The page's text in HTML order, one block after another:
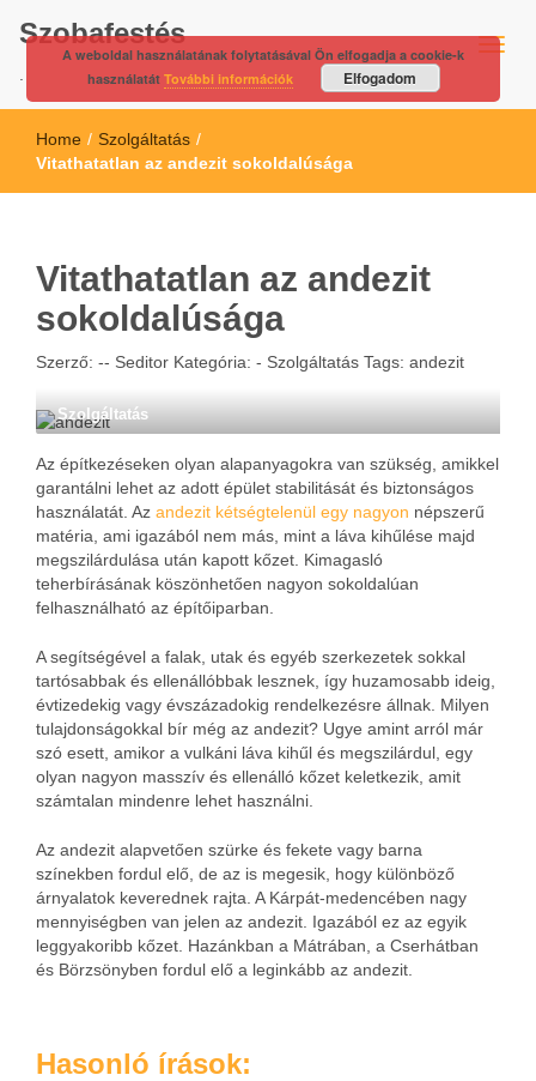
Szobafestés
Home / Szolgáltatás /
Vitathatatlan az andezit sokoldalúsága
Vitathatatlan az andezit
sokoldalúsága
Szerző: -- Seditor Kategória: - Szolgáltatás Tags: andezit
Szolgáltatás
Az építkezéseken olyan alapanyagokra van szükség, amikkel
garantálni lehet az adott épület stabilitását és biztonságos
használatát. Az andezit kétségtelenül egy nagyon népszerű
matéria, ami igazából nem más, mint a láva kihűlése majd
megszilárdulása után kapott kőzet. Kimagasló
teherbírásának köszönhetően nagyon sokoldalúan
felhasználható az építőiparban.
A segítségével a falak, utak és egyéb szerkezetek sokkal
tartósabbak és ellenállóbbak lesznek, így huzamosabb ideig,
évtizedekig vagy évszázadokig rendelkezésre állnak. Milyen
tulajdonságokkal bír még az andezit? Ugye amint arról már
szó esett, amikor a vulkáni láva kihűl és megszilárdul, egy
olyan nagyon masszív és ellenálló kőzet keletkezik, amit
számtalan mindenre lehet használni.
Az andezit alapvetően szürke és fekete vagy barna
színekben fordul elő, de az is megesik, hogy különböző
árnyalatok keverednek rajta. A Kárpát-medencében nagy
mennyiségben van jelen az andezit. Igazából ez az egyik
leggyakoribb kőzet. Hazánkban a Mátrában, a Cserhátban
és Börzsönyben fordul elő a leginkább az andezit.
Hasonló írások:
A weboldal használatának folytatásával Ön elfogadja a cookie-k
használatát További információk Elfogadom